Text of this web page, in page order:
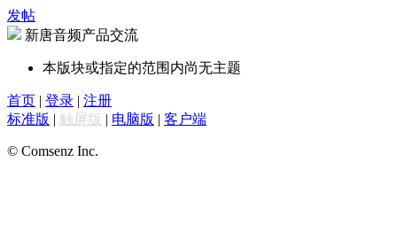
发帖
新唐音频产品交流
本版块或指定的范围内尚无主题
首页 | 登录 | 注册
标准版 | 触屏版 | 电脑版 | 客户端
© Comsenz Inc.